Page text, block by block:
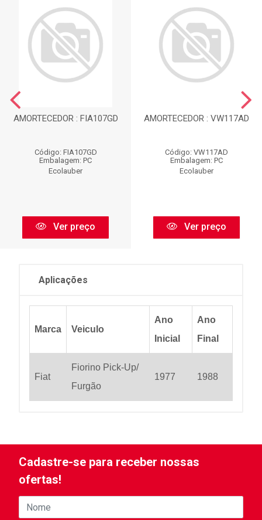
AMORTECEDOR : FIA107GD
Código: FIA107GD
Embalagem: PC
Ecolauber
Ver preço
AMORTECEDOR : VW117AD
Código: VW117AD
Embalagem: PC
Ecolauber
Ver preço
Aplicações
Marca Veiculo
Ano
Inicial
Ano
Final
Fiat
Fiorino Pick-Up/
Furgão
1977 1988
Cadastre-se para receber nossas
ofertas!